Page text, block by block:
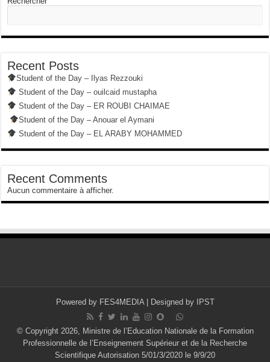
Recent Posts
Student of the Day – Ilyas Rezzouki
Student of the Day – ouilcaid mustapha
Student of the Day – ER ROUBI CHAIMAE
Student of the Day – Anouar el Aymani
Student of the Day – EL ARABY MOHAMMED
Recent Comments
Aucun commentaire à afficher.
Powered by FES4MEDIA| Designed by IPST
© Copyright 2026, Ministre de l’Education Nationale de la Formation
Professionnelle de l’Enseignement Supérieur et de la Recherche
Scientifique Autorisation 5/01/3/2020 le 9/9/20